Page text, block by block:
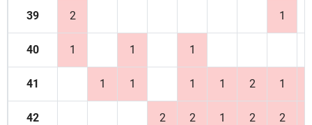
39 2 1
40 1 1 1
41 1 1 1 1 2 1
42 2 2 1 2 2